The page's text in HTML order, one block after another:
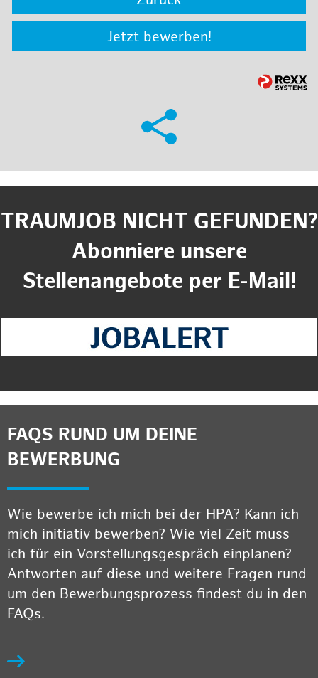
Jetzt bewerben!
TRAUMJOB NICHT GEFUNDEN?
Abonniere unsere
Stellenangebote per E-Mail!
FAQS RUND UM DEINE
BEWERBUNG
Wie bewerbe ich mich bei der HPA? Kann ich
mich initiativ bewerben? Wie viel Zeit muss
ich für ein Vorstellungsgespräch einplanen?
Antworten auf diese und weitere Fragen rund
um den Bewerbungsprozess findest du in den
FAQs.